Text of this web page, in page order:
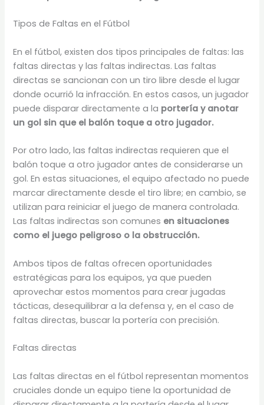
Tipos de Faltas en el Fútbol
En el fútbol, existen dos tipos principales de faltas: las
faltas directas y las faltas indirectas. Las faltas
directas se sancionan con un tiro libre desde el lugar
donde ocurrió la infracción. En estos casos, un jugador
puede disparar directamente a la portería y anotar
un gol sin que el balón toque a otro jugador.
Por otro lado, las faltas indirectas requieren que el
balón toque a otro jugador antes de considerarse un
gol. En estas situaciones, el equipo afectado no puede
marcar directamente desde el tiro libre; en cambio, se
utilizan para reiniciar el juego de manera controlada.
Las faltas indirectas son comunes en situaciones
como el juego peligroso o la obstrucción.
Ambos tipos de faltas ofrecen oportunidades
estratégicas para los equipos, ya que pueden
aprovechar estos momentos para crear jugadas
tácticas, desequilibrar a la defensa y, en el caso de
faltas directas, buscar la portería con precisión.
Faltas directas
Las faltas directas en el fútbol representan momentos
cruciales donde un equipo tiene la oportunidad de